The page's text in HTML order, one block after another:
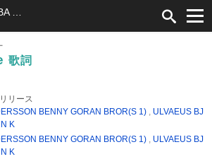
歌詞
リース
BENNY GORAN BROR(S 1) , ULVAEUS BJ
K
BENNY GORAN BROR(S 1) , ULVAEUS BJ
K